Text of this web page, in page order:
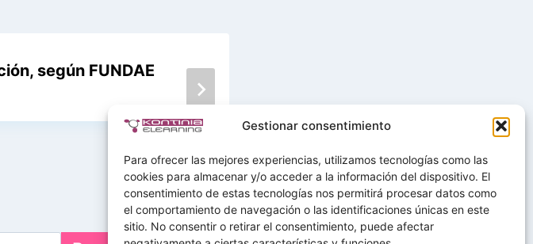
Gestionar consentimiento
Para ofrecer las mejores experiencias, utilizamos tecnologías como las
cookies para almacenar y/o acceder a la información del dispositivo. El
consentimiento de estas tecnologías nos permitirá procesar datos como
el comportamiento de navegación o las identificaciones únicas en este
sitio. No consentir o retirar el consentimiento, puede afectar
según FUNDAE